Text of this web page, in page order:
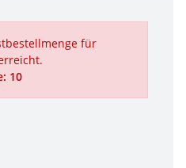
für
10